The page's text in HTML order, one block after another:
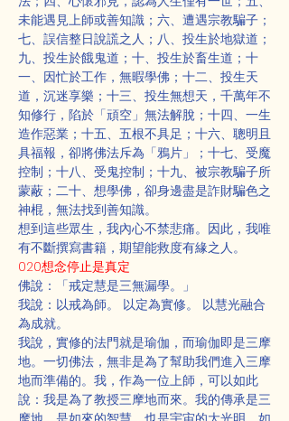
未能遇見上師或善知識；六、遭遇宗教騙子；
七、誤信整日說謊之人；八、投生於地獄道；
九、投生於餓鬼道；十、投生於畜生道；十
一、因忙於工作，無暇學佛；十二、投生天
道，沉迷享樂；十三、投生無想天，千萬年不
知修行，陷於「頑空」無法解脫；十四、一生
造作惡業；十五、五根不具足；十六、聰明且
具福報，卻將佛法斥為「鴉片」；十七、受魔
控制；十八、受鬼控制；十九、被宗教騙子所
蒙蔽；二十、想學佛，卻身邊盡是詐財騙色之
神棍，無法找到善知識。
想到這些眾生，我內心不禁悲痛。因此，我唯
有不斷撰寫書籍，期望能救度有緣之人。
020想念停止是真定
佛說：「戒定慧是三無漏學。」
我說：以戒為師。 以定為實修。 以慧光融合
為成就。
我說，實修的法門就是瑜伽，而瑜伽即是三摩
地。一切佛法，無非是為了幫助我們進入三摩
地而準備的。我，作為一位上師，可以如此
說：我是為了教授三摩地而來。我的傳承是三